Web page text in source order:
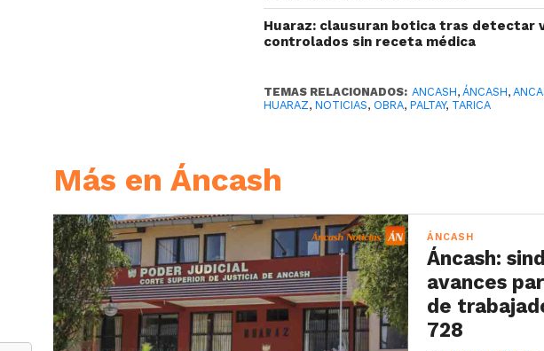
Huaraz: clausuran botica tras detectar
controlados sin receta médica
TEMAS RELACIONADOS: ANCASH,ÁNCASH,
HUARAZ,NOTICIAS, OBRA,PALTAY, TARICA
Más en Áncash
ÁNCASH
Áncash:
avances
de
728